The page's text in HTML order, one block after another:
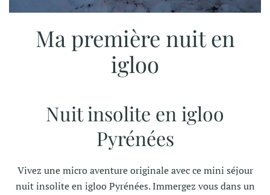
Ma première nuit en
igloo
Nuit insolite en igloo
Pyrénées
Vivez une micro aventure originale avec ce mini séjour
nuit insolite en igloo Pyrénées. Immergez vous dans un